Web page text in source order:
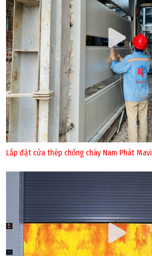
Lắp đặt cửa thép chống cháy Nam Phát Mavi